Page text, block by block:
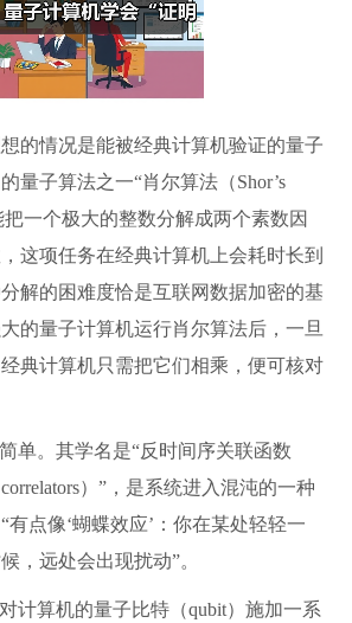
的情况是能被经典计算机验证的量子
量子算法之一“肖尔算法（Shor’s
把一个极大的整数分解成两个素数因
这项任务在经典计算机上会耗时长到
解的困难度恰是互联网数据加密的基
的量子计算机运行肖尔算法后，一旦
典计算机只需把它们相乘，便可核对
单。其学名是“反时间序关联函数
correlators）”，是系统进入混沌的一种
有点像‘蝴蝶效应’：你在某处轻轻一
，远处会出现扰动”。
计算机的量子比特（qubit）施加一系